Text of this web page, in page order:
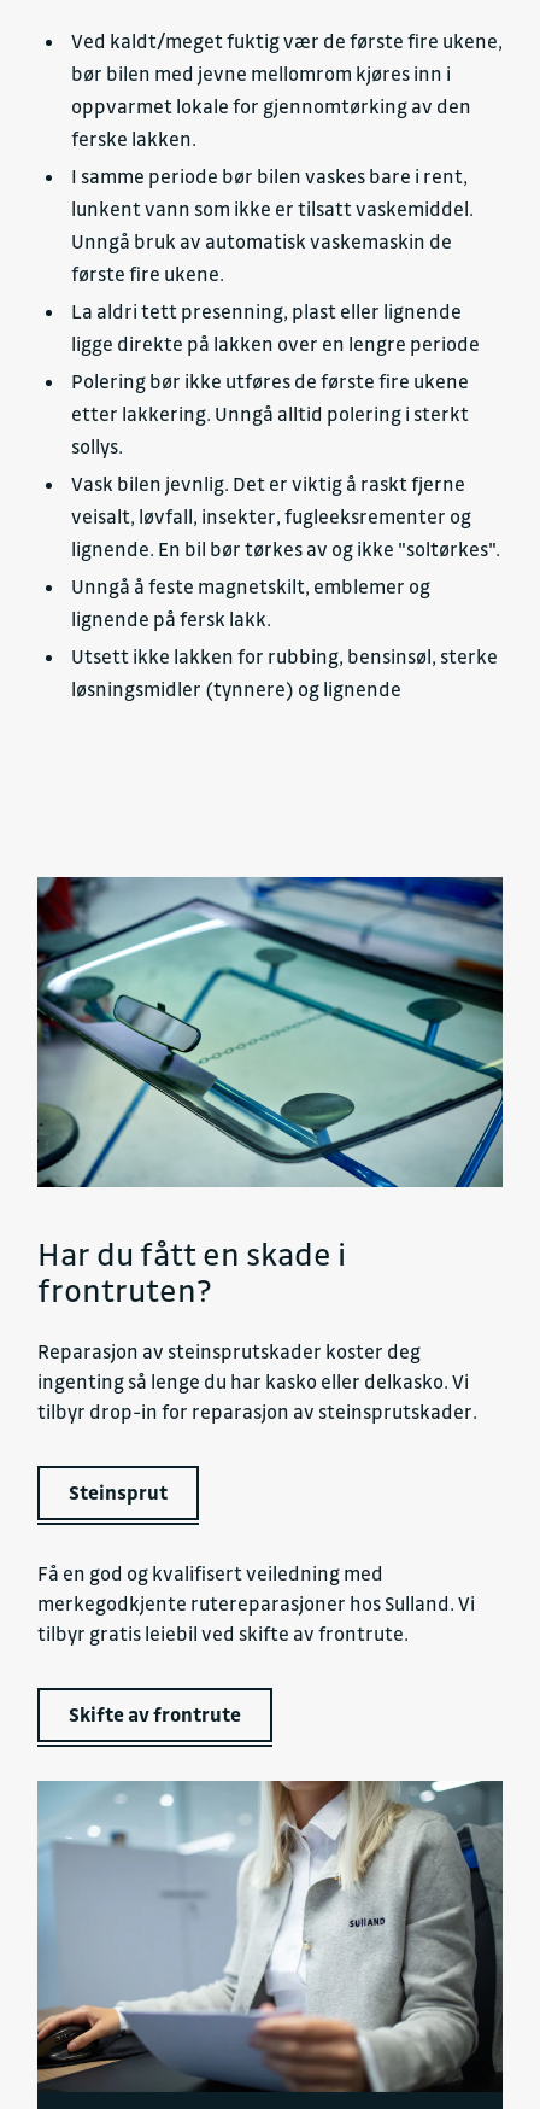
Ved kaldt/meget fuktig vær de første fire ukene,
bør bilen med jevne mellomrom kjøres inn i
oppvarmet lokale for gjennomtørking av den
ferske lakken.
I samme periode bør bilen vaskes bare i rent,
lunkent vann som ikke er tilsatt vaskemiddel.
Unngå bruk av automatisk vaskemaskin de
første fire ukene.
La aldri tett presenning, plast eller lignende
ligge direkte på lakken over en lengre periode
Polering bør ikke utføres de første fire ukene
etter lakkering. Unngå alltid polering i sterkt
sollys.
Vask bilen jevnlig. Det er viktig å raskt fjerne
veisalt, løvfall, insekter, fugleeksrementer og
lignende. En bil bør tørkes av og ikke "soltørkes".
Unngå å feste magnetskilt, emblemer og
lignende på fersk lakk.
Utsett ikke lakken for rubbing, bensinsøl, sterke
løsningsmidler (tynnere) og lignende
Har du fått en skade i
frontruten?
Reparasjon av steinsprutskader koster deg
ingenting så lenge du har kasko eller delkasko. Vi
tilbyr drop-in for reparasjon av steinsprutskader.
Steinsprut
Få en god og kvalifisert veiledning med
merkegodkjente rutereparasjoner hos Sulland. Vi
tilbyr gratis leiebil ved skifte av frontrute.
Skifte av frontrute